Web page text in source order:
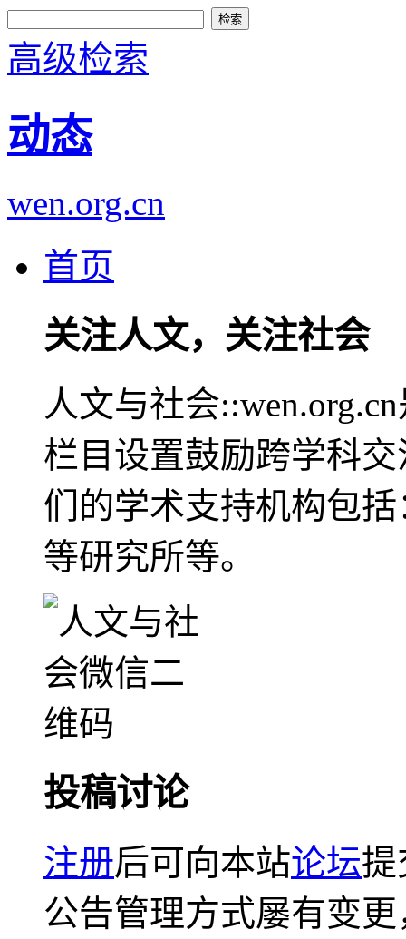
高级检索
动态
wen.org.cn
首页
关注人文，关注社会
人文与社会
栏目设置鼓励跨学科
们的学术支持机构包
等研究所等。
投稿讨论
注册后可向本站论坛提
公告管理方式屡有变